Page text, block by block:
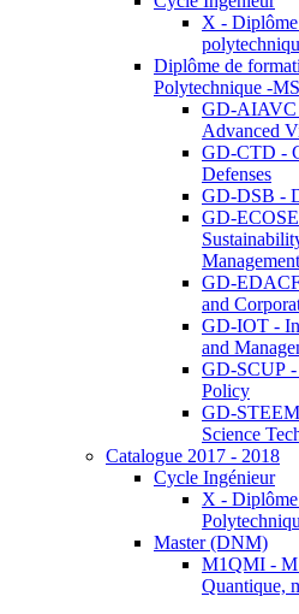
X -
Diplôme de
Polytechnique -
GD-AIAVC
Advanced
GD-CTD -
Defenses
GD-DSB -
GD-
Management
GD-
and
GD-IOT -
and
GD-SCUP -
Policy
GD-
Science
Catalogue 2017 - 2018
Cycle Ingénieur
X -
Master (DNM)
M1QMI -
Quantique,